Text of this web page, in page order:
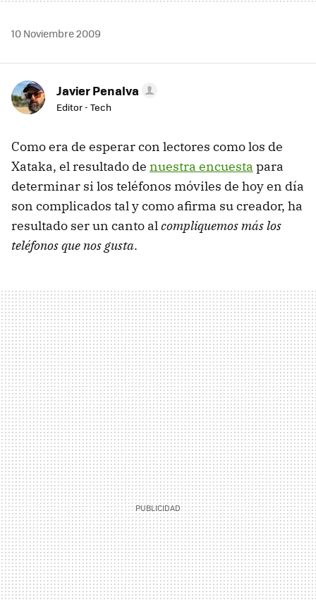
10 Noviembre 2009
Javier Penalva
Editor - Tech
Como era de esperar con lectores como los de
Xataka, el resultado de nuestra encuesta para
determinar si los teléfonos móviles de hoy en día
son complicados tal y como afirma su creador, ha
resultado ser un canto alcompliquemos más los
teléfonos que nos gusta.